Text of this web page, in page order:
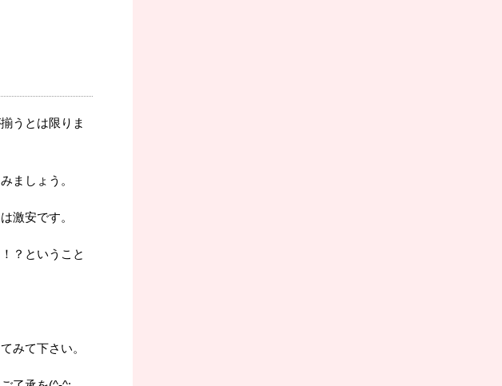
うとは限りま
ましょう。
激安です。
？ということ
みて下さい。